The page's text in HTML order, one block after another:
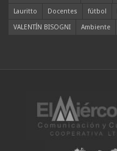
Lauritto
Docentes fútbol
VALENTÍN BISOGNI
Ambiente